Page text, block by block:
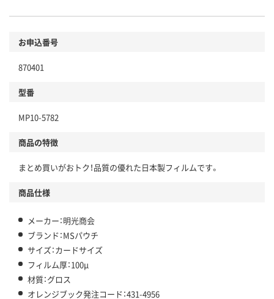
お申込番号
870401
型番
MP10-5782
商品の特徴
まとめ買いがおトク！品質の優れた日本製フィルムです。
商品仕様
メーカー：明光商会
ブランド：MSパウチ
サイズ：カードサイズ
フィルム厚：100μ
材質：グロス
オレンジブック発注コード：431-4956